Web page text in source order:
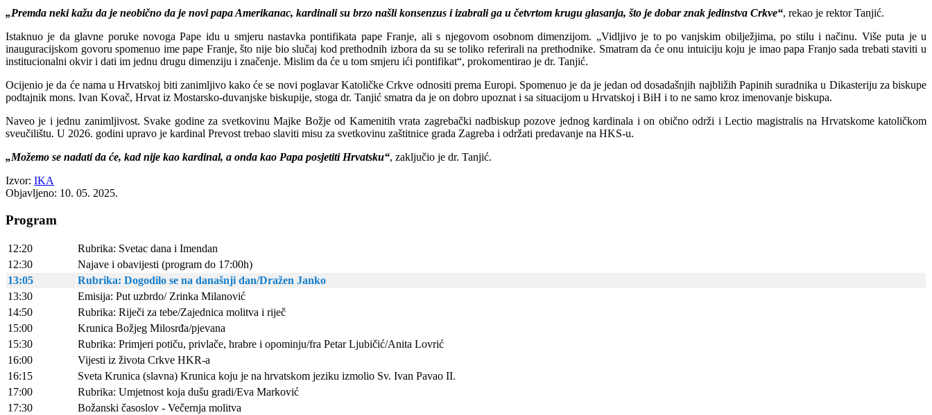
„Premda neki kažu da je neobično da je novi papa Amerikanac, kardinali su brzo našli konsenzus i izabrali ga u četvrtom krugu glasanja, što je dobar znak jedinstva Crkve“, rekao je rektor Tanjić.
Istaknuo je da glavne poruke novoga Pape idu u smjeru nastavka pontifikata pape Franje, ali s njegovom osobnom dimenzijom. „Vidljivo je to po vanjskim obilježjima, po stilu i načinu. Više puta je u
inauguracijskom govoru spomenuo ime pape Franje, što nije bio slučaj kod prethodnih izbora da su se toliko referirali na prethodnike. Smatram da će onu intuiciju koju je imao papa Franjo sada trebati staviti u
institucionalni okvir i dati im jednu drugu dimenziju i značenje. Mislim da će u tom smjeru ići pontifikat“, prokomentirao je dr. Tanjić.
Ocijenio je da će nama u Hrvatskoj biti zanimljivo kako će se novi poglavar Katoličke Crkve odnositi prema Europi. Spomenuo je da je jedan od dosadašnjih najbližih Papinih suradnika u Dikasteriju za biskupe
podtajnik mons. Ivan Kovač, Hrvat iz Mostarsko-duvanjske biskupije, stoga dr. Tanjić smatra da je on dobro upoznat i sa situacijom u Hrvatskoj i BiH i to ne samo kroz imenovanje biskupa.
Naveo je i jednu zanimljivost. Svake godine za svetkovinu Majke Božje od Kamenitih vrata zagrebački nadbiskup pozove jednog kardinala i on obično održi i Lectio magistralis na Hrvatskome katoličkom
sveučilištu. U 2026. godini upravo je kardinal Prevost trebao slaviti misu za svetkovinu zaštitnice grada Zagreba i održati predavanje na HKS-u.
„Možemo se nadati da će, kad nije kao kardinal, a onda kao Papa posjetiti Hrvatsku“, zaključio je dr. Tanjić.
Izvor: IKA
Objavljeno: 10. 05. 2025.
Program
12:20
Rubrika: Svetac dana i Imendan
12:30
Najave i obavijesti (program do 17:00h)
13:05
Rubrika: Dogodilo se na današnji dan/Dražen Janko
13:30
Emisija: Put uzbrdo/ Zrinka Milanović
14:50
Rubrika: Riječi za tebe/Zajednica molitva i riječ
15:00
Krunica Božjeg Milosrđa/pjevana
15:30
Rubrika: Primjeri potiču, privlače, hrabre i opominju/fra Petar Ljubičić/Anita Lovrić
16:00
Vijesti iz života Crkve HKR-a
16:15
Sveta Krunica (slavna) Krunica koju je na hrvatskom jeziku izmolio Sv. Ivan Pavao II.
17:00
Rubrika: Umjetnost koja dušu gradi/Eva Marković
17:30
Božanski časoslov - Večernja molitva